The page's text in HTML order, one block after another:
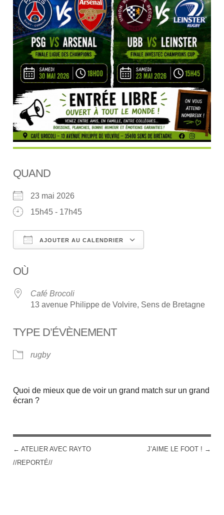
QUAND
23 mai 2026
15h45 - 17h45
AJOUTER AU CALENDRIER
OÙ
Café Brocoli
13 avenue Philippe de Volvire, Sens de Bretagne
TYPE D’ÉVÈNEMENT
rugby
Quoi de mieux que de voir un grand match sur un grand
écran ?
POST NAVIGATION
← ATELIER AVEC RAYTO
//REPORTÉ//
J’AIME LE FOOT ! →